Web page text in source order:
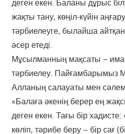
деген екен. Баланы дұрыс
жақты тану, көңіл-күйін
тәрбиелеуге, былайша
әсер етеді.
Мұсылманның мақсаты –
тәрбиелеу. Пайғамбарымыз
Алланың салауаты мен
«Балаға әкенің берер ең
деген екен. Тағы бір хадисте:
көліп, тәрибе беру – бір сағ